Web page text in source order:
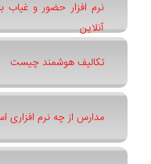
نرم افزار حضور و
آنلاین
تکالیف هوشمند چیست
مدارس از چه نرم افزاری